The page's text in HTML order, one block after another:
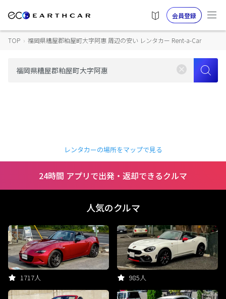
会員登録
TOP › 福岡県糟屋郡粕屋町大字阿惠 周辺の安い レンタカー Rent-a-Car
レンタカーの場所をマップで見る
24時間 アプリで出発・返却できるクルマ
人気のクルマ
1717人 985人